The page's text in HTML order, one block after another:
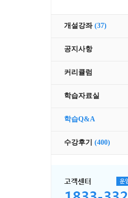
개설강좌 (37)
공지사항
커리큘럼
학습자료실
학습Q&A
수강후기 (400)